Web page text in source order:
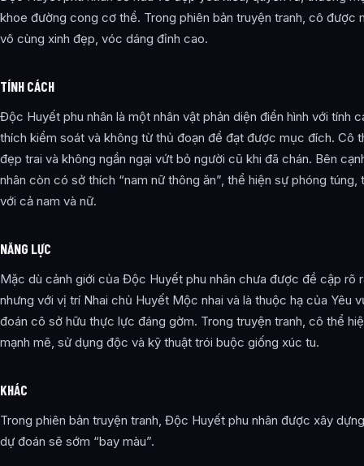
khoe đường cong cơ thể. Trong phiên bản truyện tranh, cô được
vô cùng xinh đẹp, vóc dáng đỉnh cao.
TÍNH CÁCH
Độc Huyết phu nhân là một nhân vật phản diện điển hình với tính
thích kiểm soát và không từ thủ đoạn để đạt được mục đích. Cô
đẹp trai và không ngần ngại vứt bỏ người cũ khi đã chán. Bên
nhân còn có sở thích “nam nữ thông ăn”, thể hiện sự phóng
với cả nam và nữ.
NĂNG LỰC
Mặc dù cảnh giới của Độc Huyết phu nhân chưa được đề cập rõ
nhưng với vị trí Nhai chủ Huyết Mộc nhai và là thuộc hạ của Yêu
đoán cô sở hữu thực lực đáng gờm. Trong truyện tranh, cô thể
mạnh mẽ, sử dụng độc và kỹ thuật trói buộc giống xúc tu.
KHÁC
Trong phiên bản truyện tranh, Độc Huyết phu nhân được xây
dự đoán sẽ sớm “bay màu”.